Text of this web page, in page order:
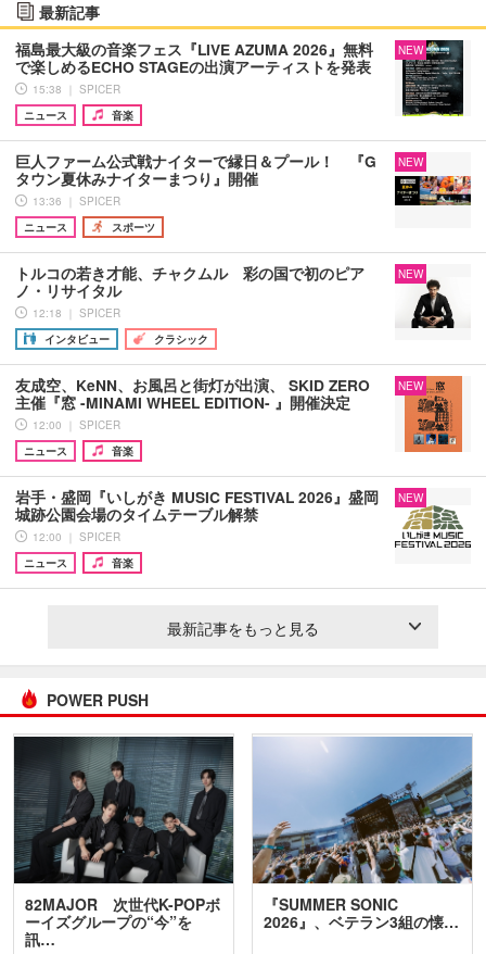
最新記事
福島最大級の音楽フェス『LIVE AZUMA 2026』無料
で楽しめるECHO STAGEの出演アーティストを発表
15:38 ｜ SPICER
ニュース
音楽
NEW
巨人ファーム公式戦ナイターで縁日＆プール！ 『G
タウン夏休みナイターまつり』開催
13:36 ｜ SPICER
ニュース
スポーツ
NEW
トルコの若き才能、チャクムル 彩の国で初のピア
ノ・リサイタル
12:18 ｜ SPICER
インタビュー
クラシック
NEW
友成空、KeNN、お風呂と街灯が出演、 SKID ZERO
主催『窓 -MINAMI WHEEL EDITION- 』開催決定
12:00 ｜ SPICER
ニュース
音楽
NEW
岩手・盛岡『いしがき MUSIC FESTIVAL 2026』盛岡
城跡公園会場のタイムテーブル解禁
12:00 ｜ SPICER
ニュース
音楽
NEW
最新記事をもっと見る
POWER PUSH
82MAJOR 次世代K-POPボ
ーイズグループの“今”を
訊…
『SUMMER SONIC
2026』、ベテラン3組の懐…